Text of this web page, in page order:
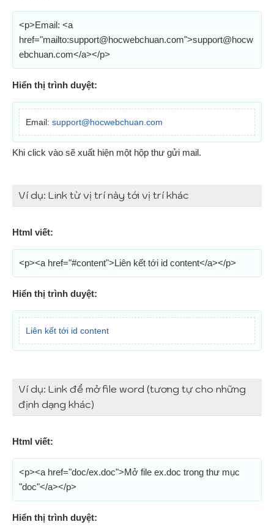
<p>Email: <a
href="mailto:support@hocwebchuan.com">support@hocw
ebchuan.com</a></p>
Hiển thị trình duyệt:
Email: support@hocwebchuan.com
Khi click vào sẽ xuất hiện một hộp thư gửi mail.
Ví dụ: Link từ vị trí này tới vị trí khác
Html viết:
<p><a href="#content">Liên kết tới id content</a></p>
Hiển thị trình duyệt:
Liên kết tới id content
Ví dụ: Link để mở file word (tương tự cho những
định dạng khác)
Html viết:
<p><a href="doc/ex.doc">Mở file ex.doc trong thư mục
"doc"</a></p>
Hiển thị trình duyệt: